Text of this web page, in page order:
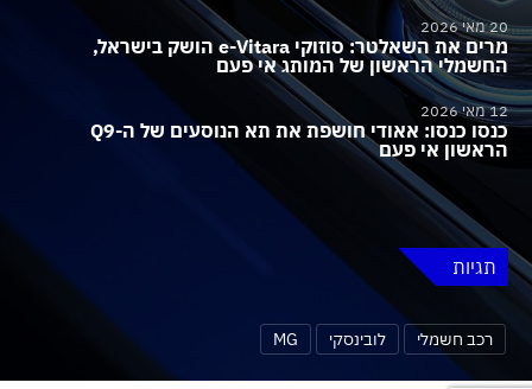
20 מאי 2026
מרים את השאלטר: סוזוקי e-Vitara הושק בישראל,
החשמלי הראשון של המותג אי פעם
12 מאי 2026
כנסו כנסו: אאודי חושפת את תא הנוסעים של ה-Q9
הראשון אי פעם
תגיות
רכב חשמלי לובינסקי MG